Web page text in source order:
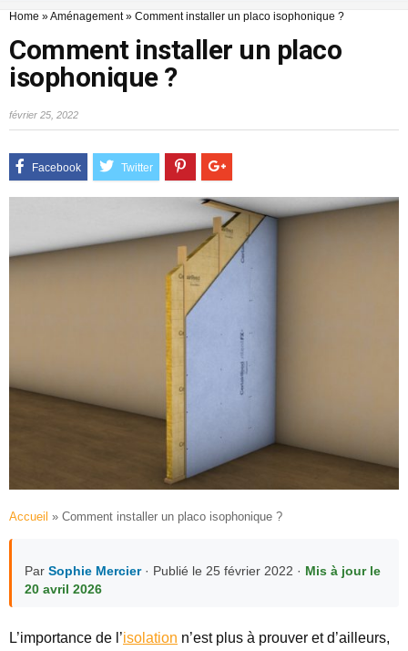
Home »Aménagement» Comment installer un placo isophonique ?
Comment installer un placo
isophonique ?
février 25, 2022
Accueil » Comment installer un placo isophonique ?
Par Sophie Mercier· Publié le 25 février 2022 · Mis à jour le
20 avril 2026
L’importance de l’isolation n’est plus à prouver et d’ailleurs,